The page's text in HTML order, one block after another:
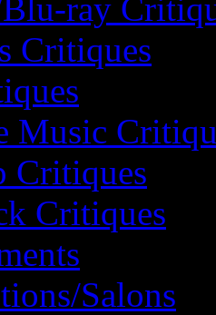
ray
Critiques
Music
Critiques
Critiques
Salons